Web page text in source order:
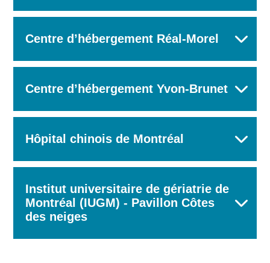
Centre d’hébergement Réal-Morel
Centre d’hébergement Yvon-Brunet
Hôpital chinois de Montréal
Institut universitaire de gériatrie de
Montréal (IUGM) - Pavillon Côtes
des neiges